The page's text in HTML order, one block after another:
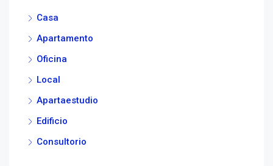
Casa
Apartamento
Oficina
Local
Apartaestudio
Edificio
Consultorio